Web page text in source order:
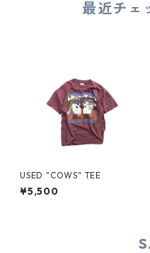
最近チェ
USED "COWS" TEE
¥5,500